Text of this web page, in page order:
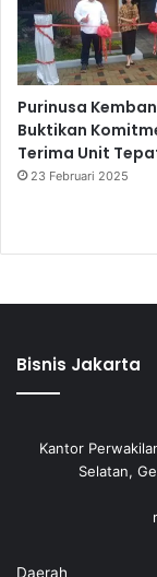
Purinusa
Buktikan
Terima Unit
23 Februari 2025
Bisnis Jakarta
Kantor
Selatan,
Daerah